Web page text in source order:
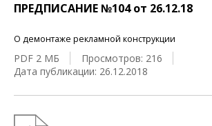
ПРЕДПИСАНИЕ №104 от 26.12.18
О демонтаже рекламной конструкции
PDF 2 МБ
Просмотров: 216
Дата публикации: 26.12.2018